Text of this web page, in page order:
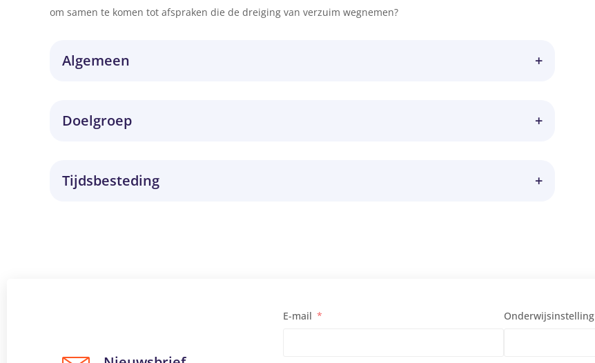
om samen te komen tot afspraken die de dreiging van verzuim wegnemen?
Algemeen
goede lichamelijke en psychische
Doelgroep
onderwijsinstellingen. Het is mogelijk (soms zelfs raadzaam) dat HR-medewerkers bij de groep
Tijdsbesteding
E-mail Onderwijsinstelling